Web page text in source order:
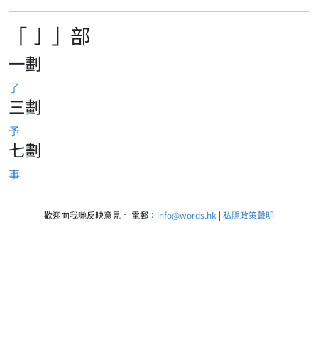
「亅」部
一劃
了
三劃
予
七劃
事
歡迎向我哋反映意見。 電郵： info@words.hk | 私隱政策聲明